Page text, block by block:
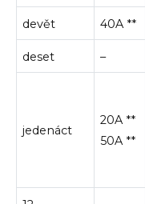
devět 40A **
deset –
jedenáct
20A **
50A **